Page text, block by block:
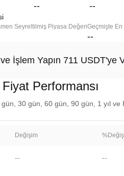
-- --
Seyreltilmiş Piyasa DeğeriGeçmişte En
--
İşlem Yapın 711 USDT'ye
Performansı
30 gün, 60 gün, 90 gün, 1 yıl
Değişim
-- --